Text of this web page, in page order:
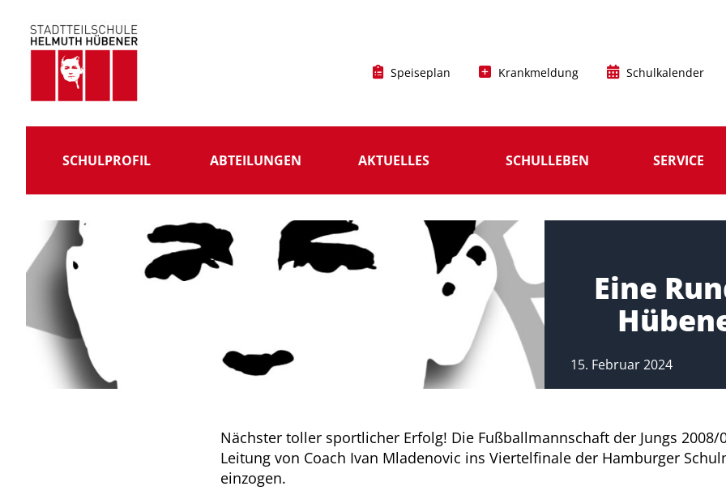
content
Speiseplan Krankmeldung Schulkalender
SCHULPROFIL ABTEILUNGEN AKTUELLES SCHULLEBEN SERVICE
Eine
15. Februar 2024
Nächster toller sportlicher Erfolg! Die Fußballmannschaft der Jungs
Leitung von Coach Ivan Mladenovic ins Viertelfinale der Hamburger
einzogen.